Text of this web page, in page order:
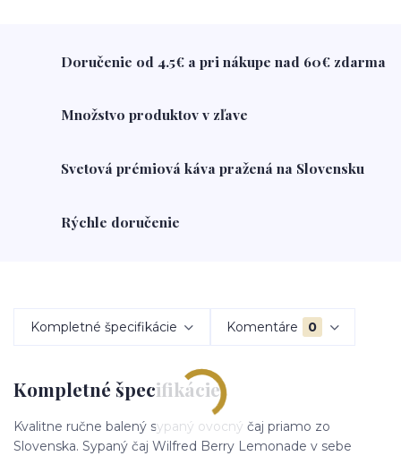
Doručenie od 4.5€ a pri nákupe nad 60€ zdarma
Množstvo produktov v zľave
Svetová prémiová káva pražená na Slovensku
Rýchle doručenie
Kompletné špecifikácie Komentáre 0
Kompletné špecifikácie
Kvalitne ručne balený sypaný ovocný čaj priamo zo
Slovenska. Sypaný čaj Wilfred Berry Lemonade v sebe